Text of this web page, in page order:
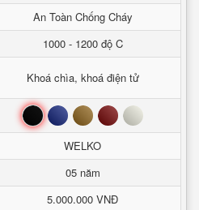
An Toàn Chống Cháy
1000 - 1200 độ C
Khoá chìa, khoá điện tử
Đen Xanh Nâu Đỏ Trắng
WELKO
05 năm
5.000.000 VNĐ